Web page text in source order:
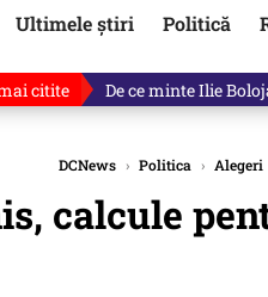
Ultimele știri Politică
citite Cu luni înainte de
DCNews › Politica › Alegeri
calcule